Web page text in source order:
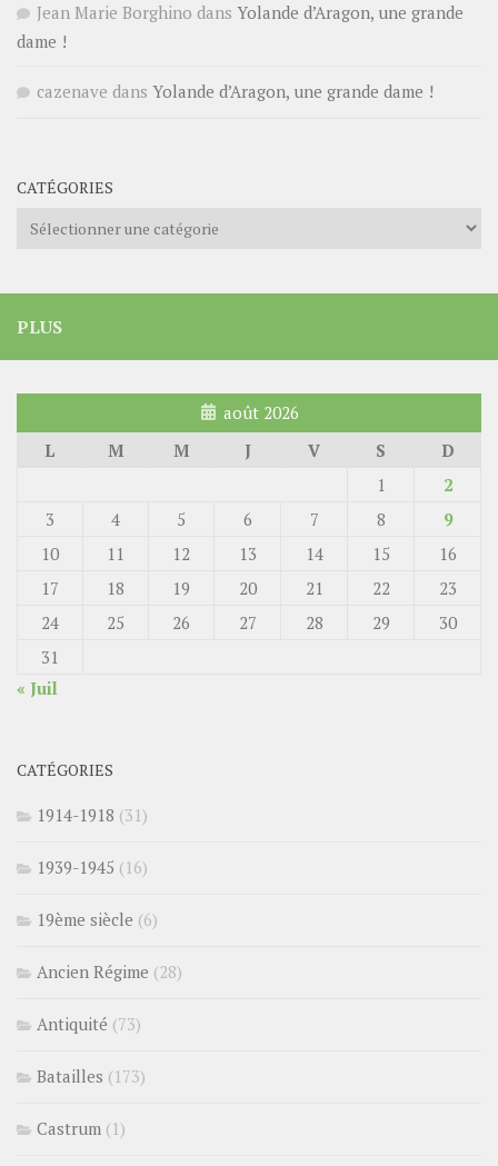
Jean Marie Borghino dans Yolande d’Aragon, une grande
dame !
cazenave dans Yolande d’Aragon, une grande dame !
CATÉGORIES
Catégories
PLUS
août 2026
L
M M J V S
D
1
2
3
4 5 6 7 8
9
10
11 12 13 14 15
16
17
18 19 20 21 22
23
24
25 26 27 28 29
30
31
« Juil
CATÉGORIES
1914-1918 (31)
1939-1945 (16)
19ème siècle (6)
Ancien Régime (28)
Antiquité (73)
Batailles (173)
Castrum (1)